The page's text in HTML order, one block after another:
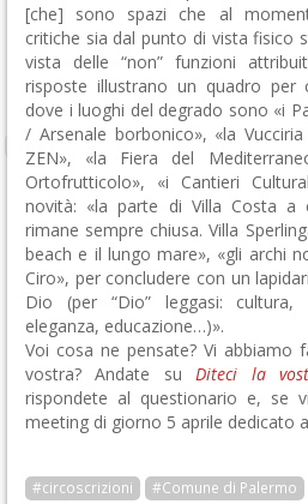
[che] sono spazi che al
critiche sia dal punto di vista fisico
vista delle “non” funzioni
risposte illustrano un quadro per
dove i luoghi del degrado sono «i
/ Arsenale borbonico», «la
ZEN», «la Fiera del
Ortofrutticolo», «i Cantieri
novità: «la parte di Villa Costa a
rimane sempre chiusa. Villa
beach e il lungo mare», «gli archi
Ciro», per concludere con un
Dio (per “Dio” leggasi: cultura,
eleganza, educazione…)».
Voi cosa ne pensate? Vi abbiamo
vostra? Andate su Diteci la
rispondete al questionario e, se
meeting di giorno 5 aprile dedicato
#circoscrizioni
#Comune di Palermo